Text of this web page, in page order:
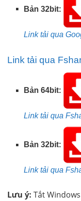
Bản 32bit:
Link tải qua
Link tải qua
Bản 64bit:
Link tải qua
Bản 32bit:
Link tải qua
Lưu ý: Tắt